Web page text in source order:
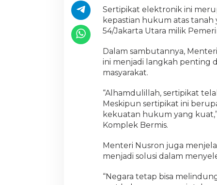
m
p
u
n
N
e
l
a
a
n
P
e
n
a
r
g
Sertipikat elektronik ini
kepastian hukum atas tanah
54/Jakarta Utara milik
Dalam sambutannya,
ini menjadi langkah penting
masyarakat.
“Alhamdulillah, sertipikat
Meskipun sertipikat ini
kekuatan hukum yang
Komplek Bermis.
Menteri Nusron juga
menjadi solusi dalam
“Negara tetap bisa